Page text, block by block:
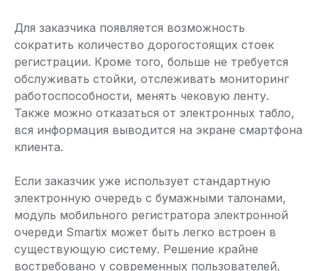
Для заказчика появляется возможность
сократить количество дорогостоящих стоек
регистрации. Кроме того, больше не требуется
обслуживать стойки, отслеживать мониторинг
работоспособности, менять чековую ленту.
Также можно отказаться от электронных табло,
вся информация выводится на экране смартфона
клиента.
Если заказчик уже использует стандартную
электронную очередь с бумажными талонами,
модуль мобильного регистратора электронной
очереди Smartix может быть легко встроен в
существующую систему. Решение крайне
востребовано у современных пользователей,